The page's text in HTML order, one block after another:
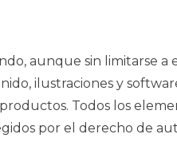
aunque sin limitarse a
ilustraciones y
Todos los
por el derecho de